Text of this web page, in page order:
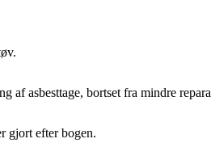
af asbesttage, bortset fra mindre
gjort efter bogen.